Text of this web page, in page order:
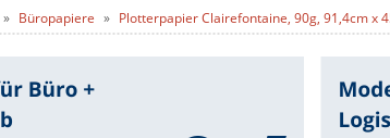
Büropapiere Plotterpapier Clairefontaine, 90g, 91,4cm x